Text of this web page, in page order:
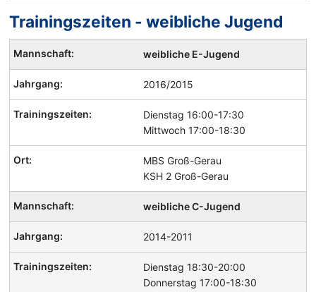
Trainingszeiten - weibliche Jugend
Handball
und
Trainingszeiten
weibliche E-Jugend
2016/2015
Dienstag 16:00-17:30
Mittwoch 17:00-18:30
MBS Groß-Gerau
KSH 2 Groß-Gerau
weibliche C-Jugend
2014-2011
Dienstag 18:30-20:00
Donnerstag 17:00-18:30